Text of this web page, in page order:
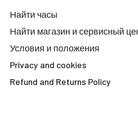
Найти часы
Найти магазин и сервисный
Условия и положения
Privacy and cookies
Refund and Returns Policy